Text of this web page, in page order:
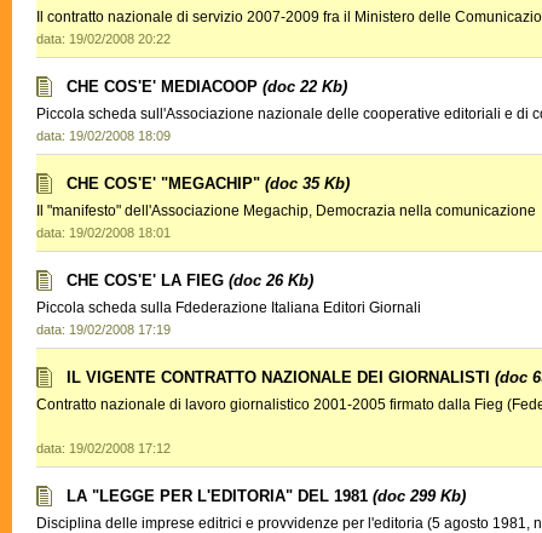
Il contratto nazionale di servizio 2007-2009 fra il Ministero delle
data: 19/02/2008 20:22
CHE COS'E' MEDIACOOP (doc 22 Kb)
Piccola scheda sull'Associazione nazionale delle cooperative editoriali e di
data: 19/02/2008 18:09
CHE COS'E' "MEGACHIP" (doc 35 Kb)
Il "manifesto" dell'Associazione Megachip, Democrazia nella comunicazione
data: 19/02/2008 18:01
CHE COS'E' LA FIEG (doc 26 Kb)
Piccola scheda sulla Fdederazione Italiana Editori Giornali
data: 19/02/2008 17:19
IL VIGENTE CONTRATTO NAZIONALE DEI GIORNALISTI (doc
Contratto nazionale di lavoro giornalistico 2001-2005 firmato dalla Fieg
data: 19/02/2008 17:12
LA "LEGGE PER L'EDITORIA" DEL 1981 (doc 299 Kb)
Disciplina delle imprese editrici e provvidenze per l'editoria (5 agosto 1981,